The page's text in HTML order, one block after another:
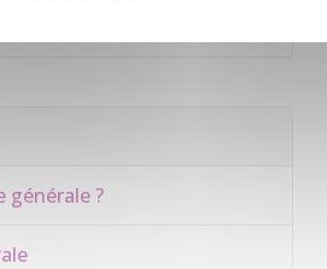
générale ?